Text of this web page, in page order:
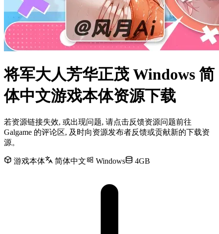
将军大人芳华正茂 Windows 简
体中文游戏本体资源下载
若资源链接失效, 或出现问题, 请点击反馈资源问题前往
Galgame 的评论区, 及时向资源发布者反馈或贡献新的下载资
源。
游戏本体 简体中文 Windows 4GB